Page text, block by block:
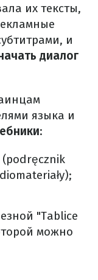
их тексты,
и
диалог
языка и
:
"Tablice
можно